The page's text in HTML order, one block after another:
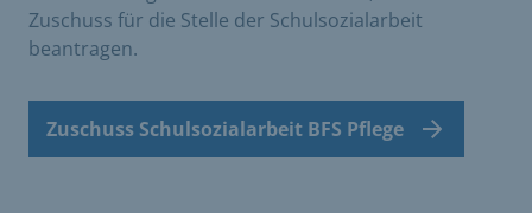
Zuschuss für die Stelle der Schulsozialarbeit
beantragen.
Zuschuss Schulsozialarbeit BFS Pflege